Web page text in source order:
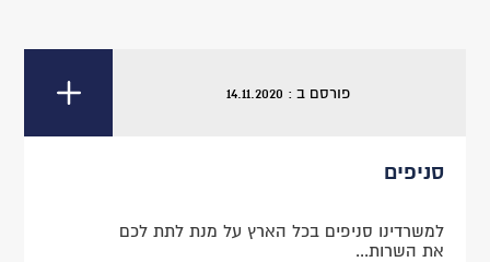
פורסם ב : 14.11.2020
סניפים
למשרדינו סניפים בכל הארץ על מנת לתת לכם
את השרות...